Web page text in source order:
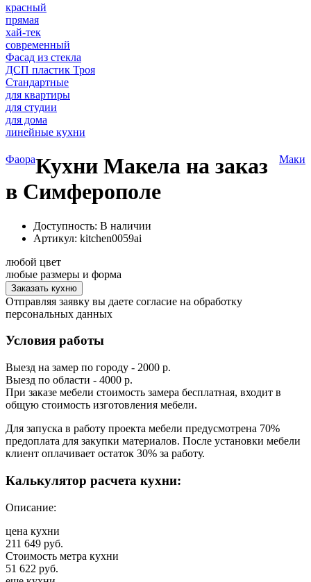
красный
прямая
хай-тек
современный
Фасад из стекла
ДСП пластик Троя
Стандартные
для квартиры
для студии
для дома
линейные кухни
Фаора Маки
Кухни Макела на заказ
в Симферополе
Доступность: В наличии
Артикул: kitchen0059ai
любой цвет
любые размеры и форма
Заказать кухню
Отправляя заявку вы даете согласие на обработку
персональных данных
Условия работы
Выезд на замер по городу - 2000 р.
Выезд по области - 4000 р.
При заказе мебели стоимость замера бесплатная, входит в
общую стоимость изготовления мебели.
Для запуска в работу проекта мебели предусмотрена 70%
предоплата для закупки материалов. После установки мебели
клиент оплачивает остаток 30% за работу.
Калькулятор расчета кухни:
Описание:
цена кухни
211 649 руб.
Стоимость метра кухни
51 622 руб.